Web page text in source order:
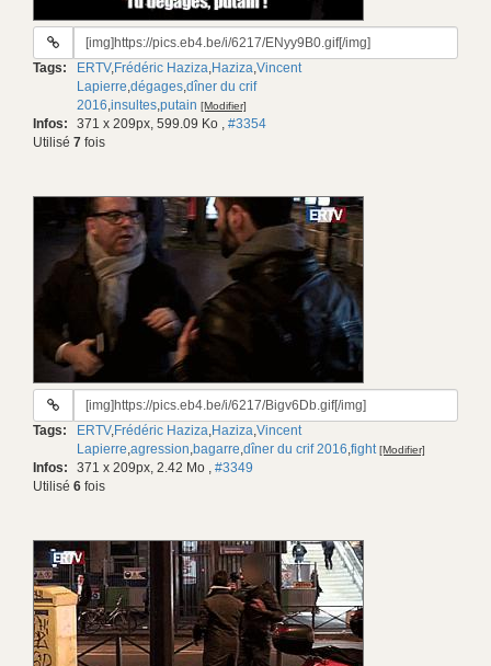
URL
gif:
Tags: ERTV,Frédéric Haziza,Haziza,Vincent
Lapierre,dégages,dîner du crif
2016,insultes,putain [Modifier]
Infos: 371 x 209px, 599.09 Ko , #3354
Utilisé 7 fois
URL
gif:
Tags: ERTV,Frédéric Haziza,Haziza,Vincent
Lapierre,agression,bagarre,dîner du crif 2016,fight [Modifier]
Infos: 371 x 209px, 2.42 Mo , #3349
Utilisé 6 fois